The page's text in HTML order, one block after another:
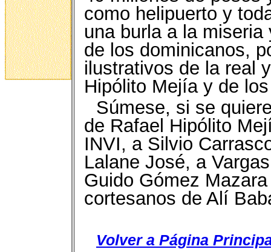
como helipuerto y
una burla a la
de los dominicanos,
ilustrativos de la real
Hipólito Mejía y de
Súmese, si se
de Rafael Hipólito
INVI, a Silvio
Lalane José, a
Guido Gómez
cortesanos de Alí
Volver a Página